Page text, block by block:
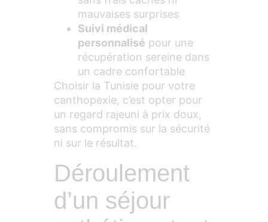
mauvaises surprises
Suivi médical
personnalisé pour une
récupération sereine dans
un cadre confortable
Choisir la Tunisie pour votre
canthopexie, c’est opter pour
un regard rajeuni à prix doux,
sans compromis sur la sécurité
ni sur le résultat.
Déroulement
d’un séjour